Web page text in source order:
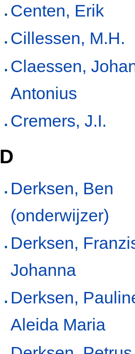
Centen, Erik
Cillessen, M.H.
Claessen,
Antonius
Cremers, J.I.
D
Derksen, Ben
(onderwijzer)
Derksen,
Johanna
Derksen,
Aleida Maria